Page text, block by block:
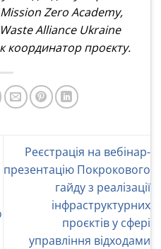
Zero Academy,
Alliance Ukraine
координатор проєкту.
Реєстрація на вебінар-
презентацію Покрокового
гайду з реалізації
інфраструктурних
проєктів у сфері
управління відходами